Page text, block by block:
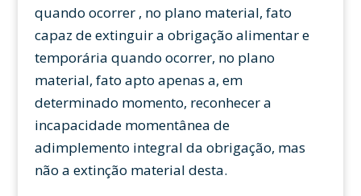
quando ocorrer , no plano material, fato
capaz de extinguir a obrigação alimentar e
temporária quando ocorrer, no plano
material, fato apto apenas a, em
determinado momento, reconhecer a
incapacidade momentânea de
adimplemento integral da obrigação, mas
não a extinção material desta.